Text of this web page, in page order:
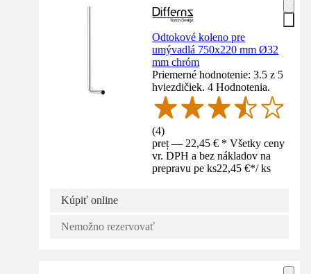
Odtokové koleno pre
umývadlá 750x220 mm Ø32
mm chróm
Priemerné hodnotenie: 3.5 z 5
hviezdičiek. 4 Hodnotenia.
(4)
preț — 22,45 € * Všetky ceny
vr. DPH a bez nákladov na
prepravu pe ks22,45 €*/ ks
Kúpiť online
Nemožno rezervovať